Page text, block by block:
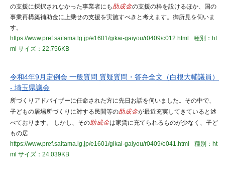
の支援に採択されなかった事業者にも助成金の支援の枠を設けるほか、国の
事業再構築補助金に上乗せの支援を実施すべきと考えます。御所見を伺いま
す。
https://www.pref.saitama.lg.jp/e1601/gikai-gaiyou/r0409/c012.html
種別：ht
ml サイズ：22.756KB
令和4年9月定例会 一般質問 質疑質問・答弁全文（白根大輔議員）
- 埼玉県議会
所づくりアドバイザーに任命された方に先日お話を伺いました。その中で、
子どもの居場所づくりに対する民間等の助成金が最近充実してきていると述
べております。 しかし、その助成金は家賃に充てられるものが少なく、子ど
もの居
https://www.pref.saitama.lg.jp/e1601/gikai-gaiyou/r0409/e041.html
種別：ht
ml サイズ：24.039KB